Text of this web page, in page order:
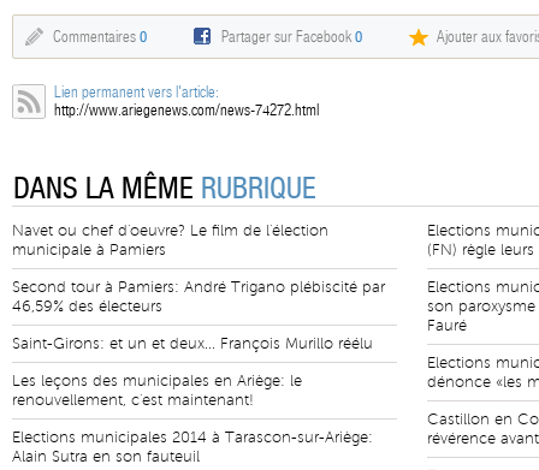
Commentaires 0 Partager sur Facebook0 Ajouter aux
Lien permanent vers l'article:
http://www.ariegenews.com/news-74272.html
DANS LA MÊME RUBRIQUE
Navet ou chef d'oeuvre? Le film de l'élection
municipale à Pamiers
Second tour à Pamiers: André Trigano plébiscité par
46,59% des électeurs
Saint-Girons: et un et deux... François Murillo réélu
Les leçons des municipales en Ariège: le
renouvellement, c'est maintenant!
Elections municipales 2014 à Tarascon-sur-Ariège:
Alain Sutra en son fauteuil
Elections
(FN) règle
Elections
son
Fauré
Elections
dénonce «les
Castillon en
révérence